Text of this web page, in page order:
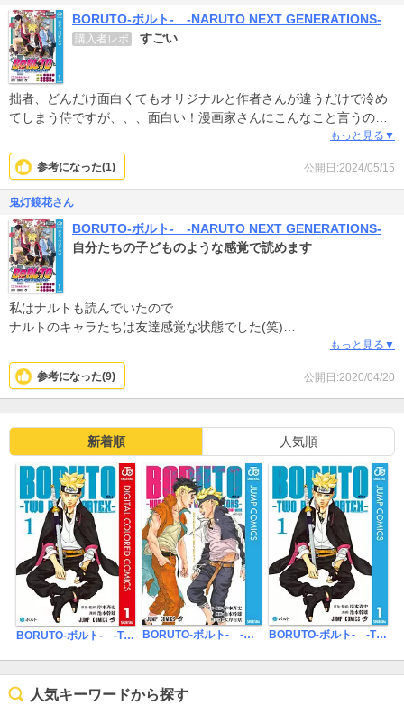
BORUTO-ボルト- -NARUTO NEXT GENERATIONS-
購入者レポ すごい
拙者、どんだけ面白くてもオリジナルと作者さんが違うだけで冷め
てしまう侍ですが、、、面白い！漫画家さんにこんなこと言うのは
何ですが、絵が上手い！！話も良い〜。NARUTOのスピンオフかと
思って読み始めましたが、続編です(断言)
もっと見る▼
公開日:2024/05/15
参考になった(1)
鬼灯鏡花さん
BORUTO-ボルト- -NARUTO NEXT GENERATIONS-
自分たちの子どものような感覚で読めます
私はナルトも読んでいたので
ナルトのキャラたちは友達感覚な状態でした(笑)
自分の子供の漫画を読んでるようですw(それならナルトは友達の漫
画だったのかw）
作者さんは変わってしまったけれど
とてもおすすめです
(一巻の後ろには岸本先生描き下ろしの漫画がある……………か
も！？）
もっと見る▼
公開日:2020/04/20
参考になった(9)
新着順 人気順
BORUTO-ボルト- -TWO BLUE VORTEX- カラー版 BORUTO-ボルト- -NARUTO NEXT GENERATIONS- STORY GUIDE BORUTO-ボルト- -TWO BLUE VORTEX-
人気キーワードから探す